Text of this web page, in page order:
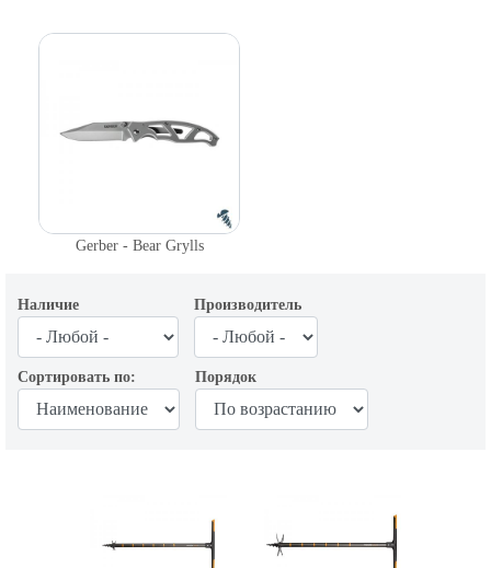
Gerber - Bear Grylls
Наличие Производитель
Сортировать по: Порядок